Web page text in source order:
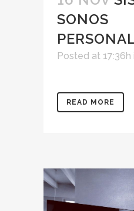
SONOS
Posted at 17:36h
READ MORE